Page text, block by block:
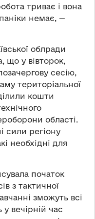
триває і вона
немає, —
облради
що у вівторок,
сесію,
територіальної
кошти
області.
сили регіону
необхідні для
початок
з тактичної
зможуть всі
вечірній час